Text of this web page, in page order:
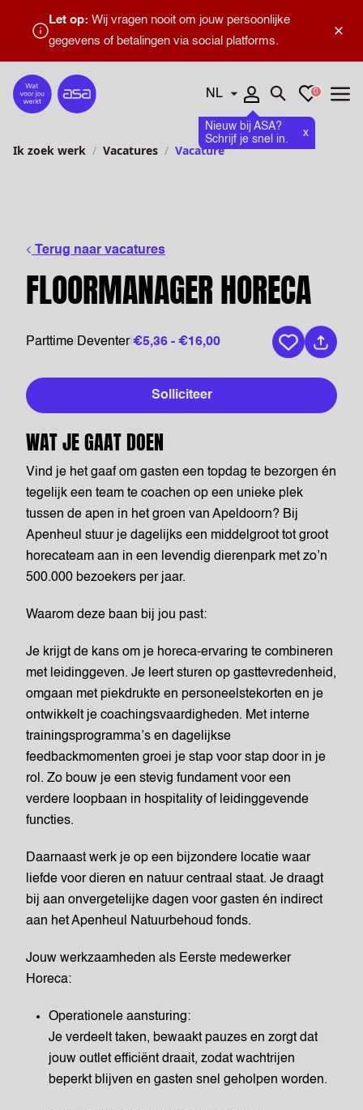
×
Let op: Wij vragen nooit om jouw persoonlijke
gegevens of betalingen via social platforms.
Home
Talen
Nieuw bij ASA?
Schrijf je snel in.
x
Zoeken openen
Favorieten
0
Ik zoek werk Vacatures Vacature
Terug naar vacatures
FLOORMANAGER HORECA
Parttime Deventer|€5,36 - €16,00
Bewaar
Solliciteer
WAT JE GAAT DOEN
Vind je het gaaf om gasten een topdag te bezorgen én
tegelijk een team te coachen op een unieke plek
tussen de apen in het groen van Apeldoorn? Bij
Apenheul stuur je dagelijks een middelgroot tot groot
horecateam aan in een levendig dierenpark met zo’n
500.000 bezoekers per jaar.
Waarom deze baan bij jou past:
Je krijgt de kans om je horeca-ervaring te combineren
met leidinggeven. Je leert sturen op gasttevredenheid,
omgaan met piekdrukte en personeelstekorten en je
ontwikkelt je coachingsvaardigheden. Met interne
trainingsprogramma’s en dagelijkse
feedbackmomenten groei je stap voor stap door in je
rol. Zo bouw je een stevig fundament voor een
verdere loopbaan in hospitality of leidinggevende
functies.
Daarnaast werk je op een bijzondere locatie waar
liefde voor dieren en natuur centraal staat. Je draagt
bij aan onvergetelijke dagen voor gasten én indirect
aan het Apenheul Natuurbehoud fonds.
Jouw werkzaamheden als Eerste medewerker
Horeca:
Operationele aansturing:
Je verdeelt taken, bewaakt pauzes en zorgt dat
jouw outlet efficiënt draait, zodat wachtrijen
beperkt blijven en gasten snel geholpen worden.